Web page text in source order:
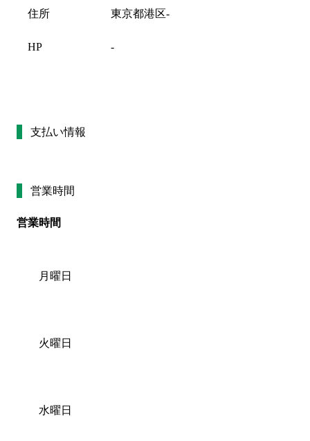
住所 東京都港区-
HP -
支払い情報
営業時間
営業時間
月曜日
火曜日
水曜日